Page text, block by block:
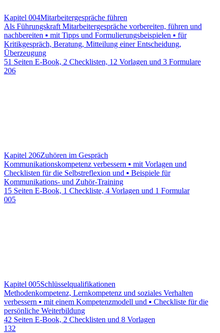
Kapitel 004Mitarbeitergespräche führen
Als Führungskraft Mitarbeitergespräche vorbereiten, führen und
nachbereiten ▪ mit Tipps und Formulierungsbeispielen ▪ für
Kritikgespräch, Beratung, Mitteilung einer Entscheidung,
Überzeugung
51 Seiten E-Book, 2 Checklisten, 12 Vorlagen und 3 Formulare
206
Kapitel 206Zuhören im Gespräch
Kommunikationskompetenz verbessern ▪ mit Vorlagen und
Checklisten für die Selbstreflexion und ▪ Beispiele für
Kommunikations- und Zuhör-Training
15 Seiten E-Book, 1 Checkliste, 4 Vorlagen und 1 Formular
005
Kapitel 005Schlüsselqualifikationen
Methodenkompetenz, Lernkompetenz und soziales Verhalten
verbessern ▪ mit einem Kompetenzmodell und ▪ Checkliste für die
persönliche Weiterbildung
42 Seiten E-Book, 2 Checklisten und 8 Vorlagen
132